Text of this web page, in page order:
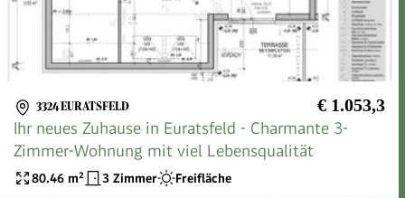
3324 EURATSFELD € 1.053,3
Ihr neues Zuhause in Euratsfeld - Charmante 3-
Zimmer-Wohnung mit viel Lebensqualität
80.46 m² 3 Zimmer Freifläche